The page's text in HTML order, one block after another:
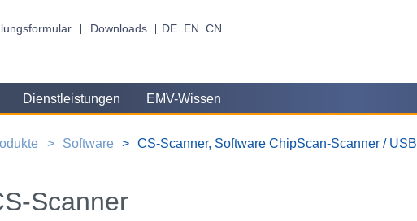
Downloads DE EN CN
Dienstleistungen EMV-Wissen
Software CS-Scanner, Software ChipScan-Scanner / USB
Scanner